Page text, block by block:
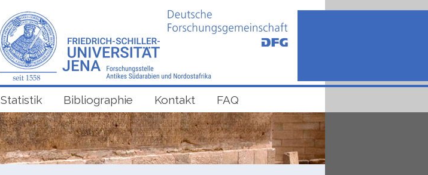
Statistik Bibliographie Kontakt FAQ